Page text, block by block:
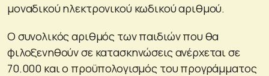
μοναδικού ηλεκτρονικού κωδικού αριθμού.
Ο συνολικός αριθμός των παιδιών που θα
φιλοξενηθούν σε κατασκηνώσεις ανέρχεται σε
70.000 και ο προϋπολογισμός του προγράμματος